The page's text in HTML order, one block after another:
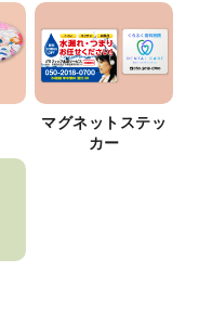
マグネットステッ
カー